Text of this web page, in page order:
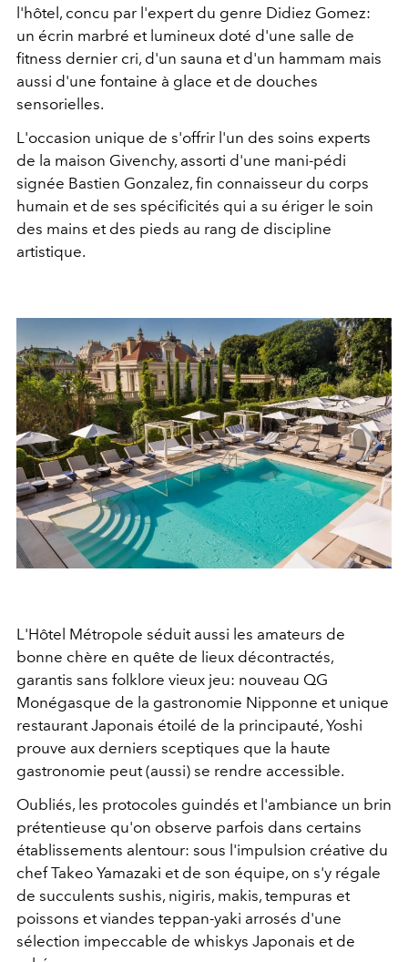
l'hôtel, concu par l'expert du genre Didiez Gomez:
un écrin marbré et lumineux doté d'une salle de
fitness dernier cri, d'un sauna et d'un hammam mais
aussi d'une fontaine à glace et de douches
sensorielles.
L'occasion unique de s'offrir l'un des soins experts
de la maison Givenchy, assorti d'une mani-pédi
signée Bastien Gonzalez, fin connaisseur du corps
humain et de ses spécificités qui a su ériger le soin
des mains et des pieds au rang de discipline
artistique.
L'Hôtel Métropole séduit aussi les amateurs de
bonne chère en quête de lieux décontractés,
garantis sans folklore vieux jeu: nouveau QG
Monégasque de la gastronomie Nipponne et unique
restaurant Japonais étoilé de la principauté, Yoshi
prouve aux derniers sceptiques que la haute
gastronomie peut (aussi) se rendre accessible.
Oubliés, les protocoles guindés et l'ambiance un brin
prétentieuse qu'on observe parfois dans certains
établissements alentour: sous l'impulsion créative du
chef Takeo Yamazaki et de son équipe, on s'y régale
de succulents sushis, nigiris, makis, tempuras et
poissons et viandes teppan-yaki arrosés d'une
sélection impeccable de whiskys Japonais et de